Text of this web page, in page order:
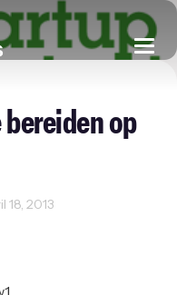
bereiden op
18, 2013